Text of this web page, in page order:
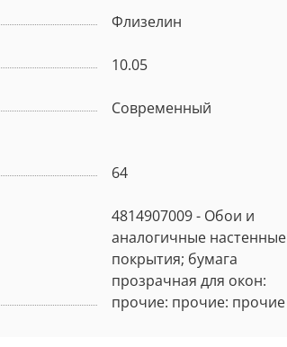
Флизелин
10.05
Современный
64
4814907009 - Обои и
аналогичные настенные
покрытия; бумага
прозрачная для окон:
прочие: прочие: прочие